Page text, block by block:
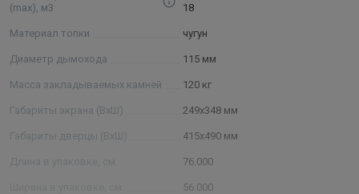
(max), м3
18
Материал топки чугун
Диаметр дымохода 115 мм
Масса закладываемых камней 120 кг
Габариты экрана (ВхШ) 249х348 мм
Габариты дверцы (ВхШ) 415х490 мм
76.000
56.000